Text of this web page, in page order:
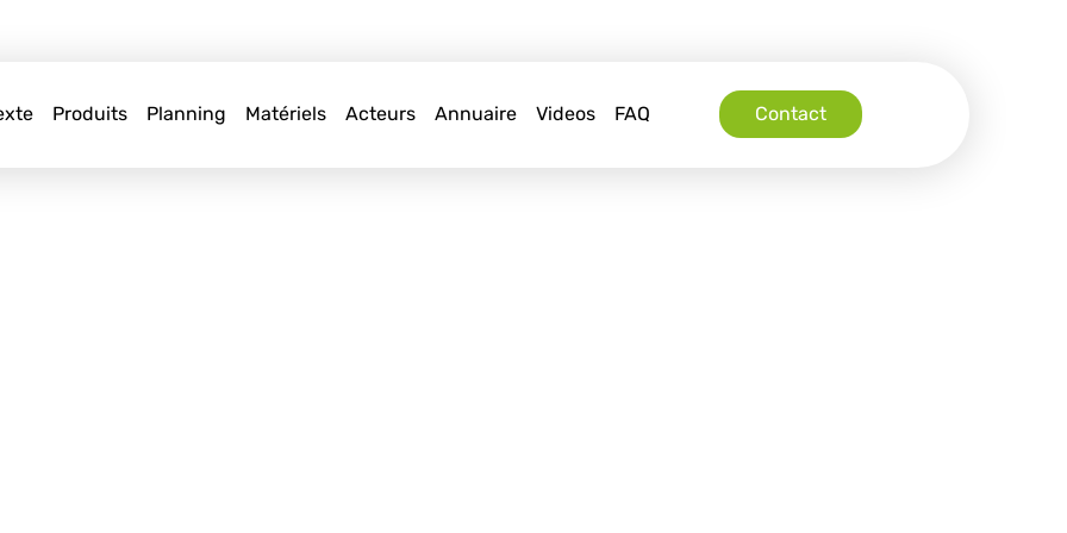
Produits Planning Matériels Acteurs Annuaire Videos FAQ Contact